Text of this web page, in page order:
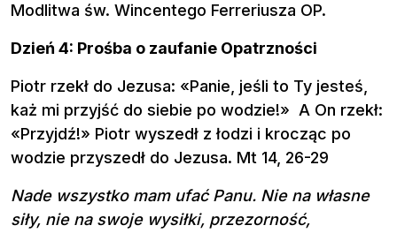
Modlitwa św. Wincentego Ferreriusza OP.
Dzień 4: Prośba o zaufanie Opatrzności
Piotr rzekł do Jezusa: «Panie, jeśli to Ty jesteś,
każ mi przyjść do siebie po wodzie!» A On rzekł:
«Przyjdź!» Piotr wyszedł z łodzi i krocząc po
wodzie przyszedł do Jezusa. Mt 14, 26-29
Nade wszystko mam ufać Panu. Nie na własne
siły, nie na swoje wysiłki, przezorność,